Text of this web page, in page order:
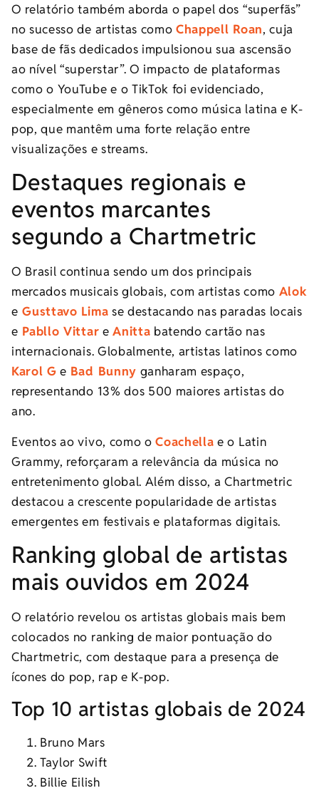
O relatório também aborda o papel dos “superfãs”
no sucesso de artistas comoChappell Roan, cuja
base de fãs dedicados impulsionou sua ascensão
ao nível “superstar”. O impacto de plataformas
como o YouTube e o TikTok foi evidenciado,
especialmente em gêneros como música latina e K-
pop, que mantêm uma forte relação entre
visualizações e streams.
Destaques regionais e
eventos marcantes
segundo a Chartmetric
O Brasil continua sendo um dos principais
mercados musicais globais, com artistas como Alok
e Gusttavo Lima se destacando nas paradas locais
e Pabllo Vittar eAnitta batendo cartão nas
internacionais. Globalmente, artistas latinos como
Karol G e Bad Bunny ganharam espaço,
representando 13% dos 500 maiores artistas do
ano.
Eventos ao vivo, como oCoachella e o Latin
Grammy, reforçaram a relevância da música no
entretenimento global. Além disso, a Chartmetric
destacou a crescente popularidade de artistas
emergentes em festivais e plataformas digitais.
Ranking global de artistas
mais ouvidos em 2024
O relatório revelou os artistas globais mais bem
colocados no ranking de maior pontuação do
Chartmetric, com destaque para a presença de
ícones do pop, rap e K-pop.
Top 10 artistas globais de 2024
Bruno Mars
Taylor Swift
Billie Eilish